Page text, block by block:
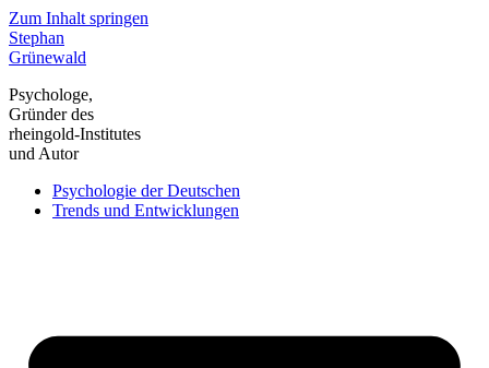
Zum Inhalt springen
Stephan
Grünewald
Psychologe,
Gründer des
rheingold-Institutes
und Autor
Psychologie der Deutschen
Trends und Entwicklungen